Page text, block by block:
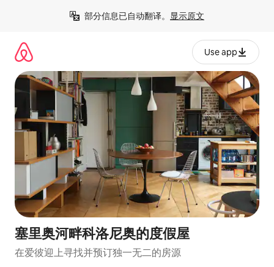
部分信息已自动翻译。 显示原文
Use app
塞里奥河畔科洛尼奥的度假屋
在爱彼迎上寻找并预订独一无二的房源